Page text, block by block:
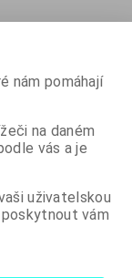
nám pomáhají
na daném
vás a je
uživatelskou
vám